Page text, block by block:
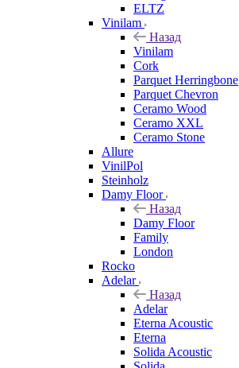
ELTZ
Vinilam
Назад
Vinilam
Cork
Parquet Herringbone
Parquet Chevron
Ceramo Wood
Ceramo XXL
Ceramo Stone
Allure
VinilPol
Steinholz
Damy Floor
Назад
Damy Floor
Family
London
Rocko
Adelar
Назад
Adelar
Eterna Acoustic
Eterna
Solida Acoustic